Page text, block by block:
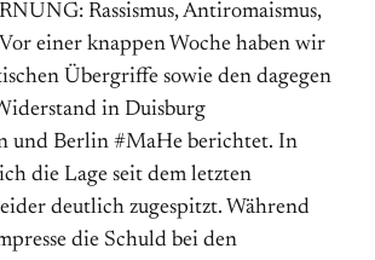
Rassismus, Antiromaismus,
einer knappen Woche haben wir
Übergriffe sowie den dagegen
in Duisburg
und Berlin #MaHe berichtet. In
die Lage seit dem letzten
deutlich zugespitzt. Während
die Schuld bei den